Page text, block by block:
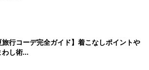
旅行コーデ完全ガイド】着こなしポイントや
わし術...